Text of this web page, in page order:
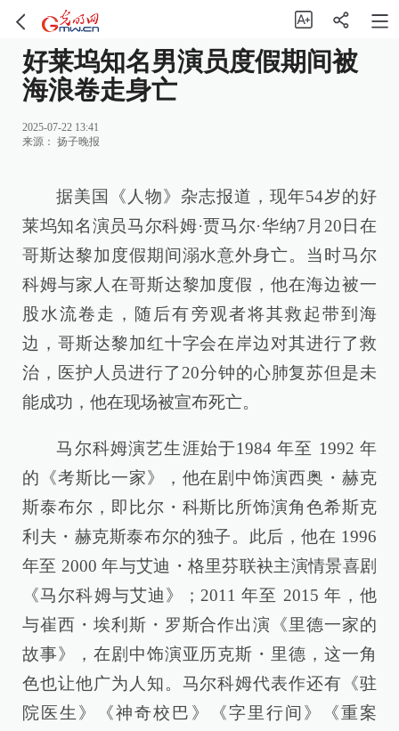
好莱坞知名男演员度假期间被
海浪卷走身亡
2025-07-22 13:41
来源： 扬子晚报
据美国《人物》杂志报道，现年54岁的好
莱坞知名演员马尔科姆·贾马尔·华纳7月20日在
哥斯达黎加度假期间溺水意外身亡。当时马尔
科姆与家人在哥斯达黎加度假，他在海边被一
股水流卷走，随后有旁观者将其救起带到海
边，哥斯达黎加红十字会在岸边对其进行了救
治，医护人员进行了20分钟的心肺复苏但是未
能成功，他在现场被宣布死亡。
马尔科姆演艺生涯始于1984 年至 1992 年
的《考斯比一家》，他在剧中饰演西奥・赫克
斯泰布尔，即比尔・科斯比所饰演角色希斯克
利夫・赫克斯泰布尔的独子。此后，他在 1996
年至 2000 年与艾迪・格里芬联袂主演情景喜剧
《马尔科姆与艾迪》；2011 年至 2015 年，他
与崔西・埃利斯・罗斯合作出演《里德一家的
故事》，在剧中饰演亚历克斯・里德，这一角
色也让他广为人知。马尔科姆代表作还有《驻
院医生》《神奇校巴》《字里行间》《重案